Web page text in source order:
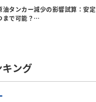
油タンカー減少の影響試算：安定
まで可能？…
ング